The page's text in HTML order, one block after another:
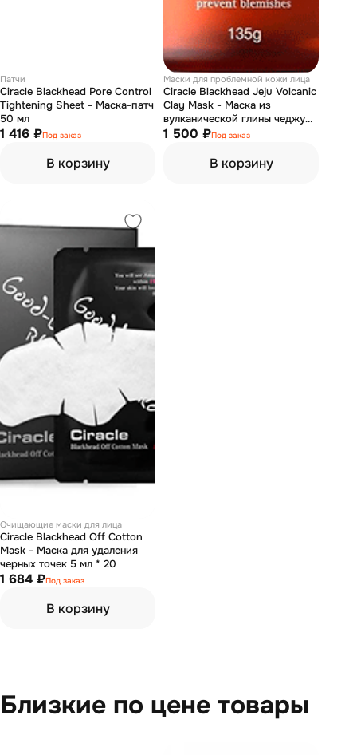
Патчи
Ciracle Blackhead Pore Control
Tightening Sheet - Маска-патч
50 мл
1 416 ₽Под заказ
В корзину
Маски для проблемной кожи лица
Ciracle Blackhead Jeju Volcanic
Clay Mask - Маска из
вулканической глины чеджу
135 г
1 500 ₽Под заказ
В корзину
Очищающие маски для лица
Ciracle Blackhead Off Cotton
Mask - Маска для удаления
черных точек 5 мл * 20
1 684 ₽Под заказ
В корзину
Близкие по цене товары